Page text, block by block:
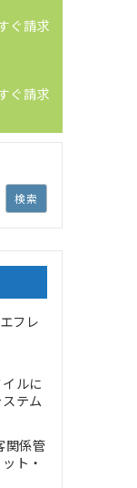
ぐ請求
ぐ請求
検索
フレ
ルに
テム
関係管
ト・